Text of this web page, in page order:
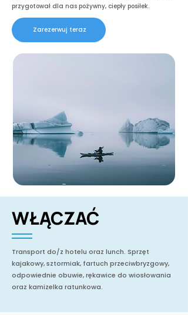
przygotował dla nas pożywny, ciepły posiłek.
Zarezerwuj teraz
WŁĄCZAĆ
Transport do/z hotelu oraz lunch. Sprzęt
kajakowy, sztormiak, fartuch przeciwbryzgowy,
odpowiednie obuwie, rękawice do wiosłowania
oraz kamizelka ratunkowa.